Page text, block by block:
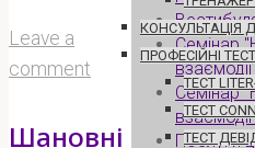
КОНСУЛЬТАЦІЯ
ПРОФЕСІЙНІ
ТЕСТ
ТЕСТ
ТЕСТ
Leave a
comment
Шановні
Семінар
взаємодії
Семінар
Послуги